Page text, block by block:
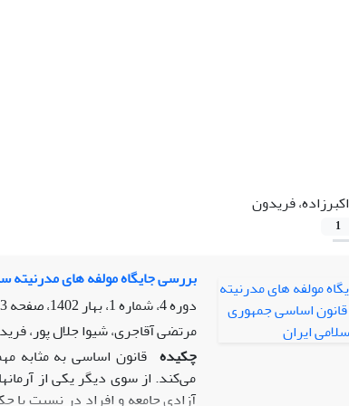
اکبرزاده، فریدون
1
بررسی جایگاه مولفه های
دوره 4، شماره 1، بهار 1402، صفحه
مرتضی آقاجری، شیوا جلال پور،
چکیده قانون اساسی به مثابه
می‌کند. از سوی دیگر یکی از
آزادی جامعه و افراد در نسبت با